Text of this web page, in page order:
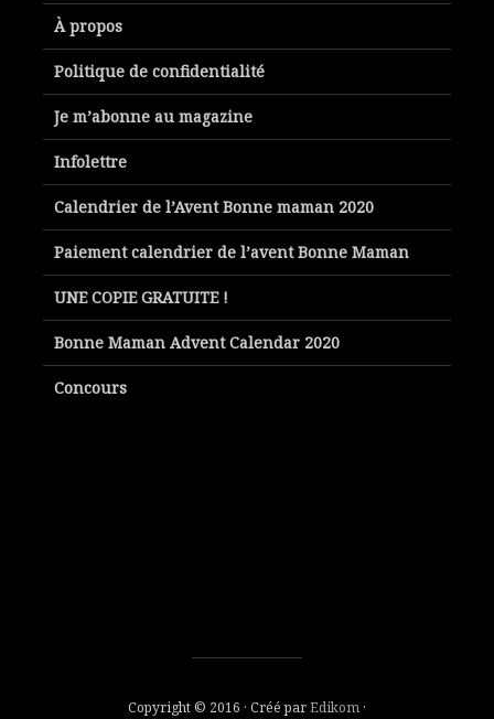
À propos
Politique de confidentialité
Je m’abonne au magazine
Infolettre
Calendrier de l’Avent Bonne maman 2020
Paiement calendrier de l’avent Bonne Maman
UNE COPIE GRATUITE !
Bonne Maman Advent Calendar 2020
Concours
Copyright © 2016 · Créé parEdikom ·